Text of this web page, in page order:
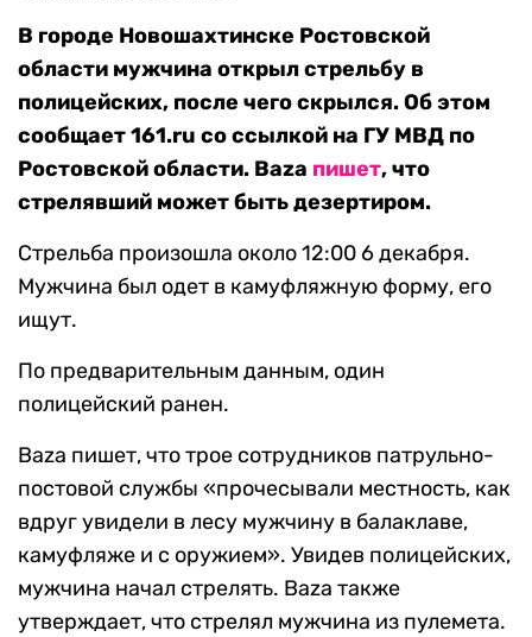
В городе Новошахтинске Ростовской
области мужчина открыл стрельбу в
полицейских, после чего скрылся. Об этом
сообщает 161.ru со ссылкой на ГУ МВД по
Ростовской области. Baza пишет, что
стрелявший может быть дезертиром.
Стрельба произошла около 12:00 6 декабря.
Мужчина был одет в камуфляжную форму, его
ищут.
По предварительным данным, один
полицейский ранен.
Baza пишет, что трое сотрудников патрульно-
постовой службы «прочесывали местность, как
вдруг увидели в лесу мужчину в балаклаве,
камуфляже и с оружием». Увидев полицейских,
мужчина начал стрелять. Baza также
утверждает, что стрелял мужчина из пулемета.